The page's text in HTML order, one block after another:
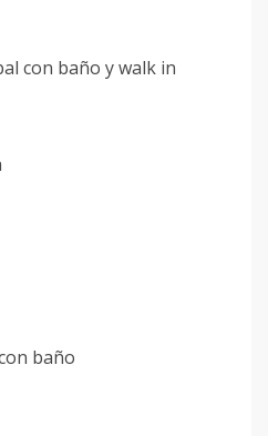
con baño y walk in
baño